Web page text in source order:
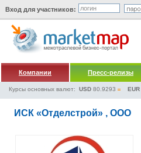
Вход для участников:
Компании Пресс-релизы
Курсы основных валют: USD 80.9293 EUR
ИСК «Отделстрой» , ООО